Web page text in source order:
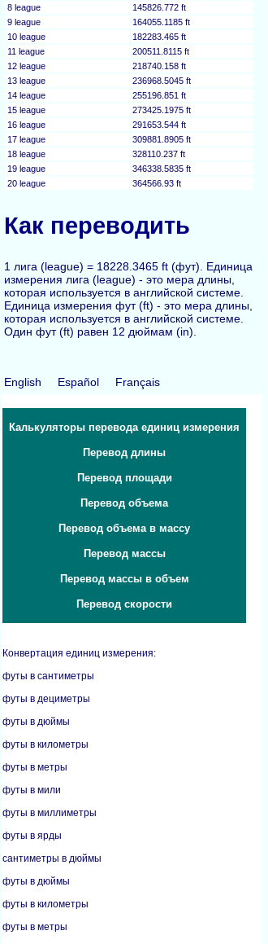
8 league
145826.772 ft
9 league
164055.1185 ft
10 league
182283.465 ft
11 league
200511.8115 ft
12 league
218740.158 ft
13 league
236968.5045 ft
14 league
255196.851 ft
15 league
273425.1975 ft
16 league
291653.544 ft
17 league
309881.8905 ft
18 league
328110.237 ft
19 league
346338.5835 ft
20 league
364566.93 ft
Как переводить
1 лига (league) = 18228.3465 ft (фут). Единица
измерения лига (league) - это мера длины,
которая используется в английской системе.
Единица измерения фут (ft) - это мера длины,
которая используется в английской системе.
Один фут (ft) равен 12 дюймам (in).
English Español Français
Калькуляторы перевода единиц измерения
Перевод длины
Перевод площади
Перевод объема
Перевод объема в массу
Перевод массы
Перевод массы в объем
Перевод скорости
Конвертация единиц измерения:
футы в сантиметры
футы в дециметры
футы в дюймы
футы в километры
футы в метры
футы в мили
футы в миллиметры
футы в ярды
сантиметры в дюймы
футы в дюймы
футы в километры
футы в метры